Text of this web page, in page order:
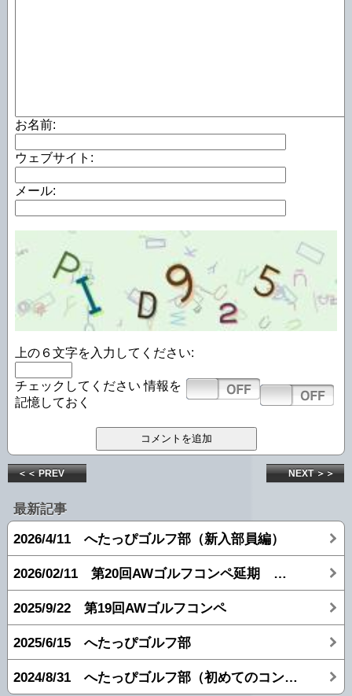
お名前:
ウェブサイト:
メール:
上の６文字を入力してください:
チェックしてください 情報を
記憶しておく
＜＜ PREV NEXT ＞＞
最新記事
2026/4/11 へたっぴゴルフ部（新入部員編）
2026/02/11 第20回AWゴルフコンペ延期 → 打ちっぱなし
2025/9/22 第19回AWゴルフコンペ
2025/6/15 へたっぴゴルフ部
2024/8/31 へたっぴゴルフ部（初めてのコンペ編）